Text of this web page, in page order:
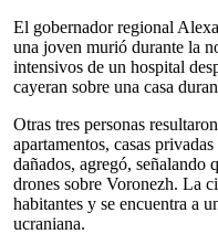
El gobernador regional
una joven murió durante la
intensivos de un hospital
cayeran sobre una casa
Otras tres personas
apartamentos, casas
dañados, agregó, señalando
drones sobre Voronezh. La
habitantes y se encuentra a
ucraniana.